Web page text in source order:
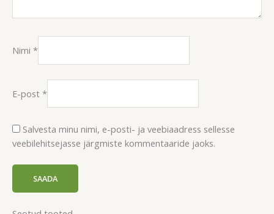
Nimi *
E-post *
Salvesta minu nimi, e-posti- ja veebiaadress sellesse
veebilehitsejasse järgmiste kommentaaride jaoks.